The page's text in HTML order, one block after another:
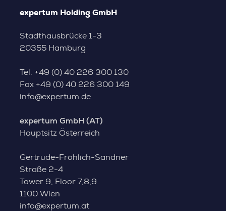
expertum Holding GmbH
Stadthausbrücke 1-3
20355 Hamburg
Tel. +49 (0) 40 226 300 130
Fax +49 (0) 40 226 300 149
info@expertum.de
expertum GmbH (AT)
Hauptsitz Österreich
Gertrude-Fröhlich-Sandner
Straße 2-4
Tower 9, Floor 7,8,9
1100 Wien
info@expertum.at